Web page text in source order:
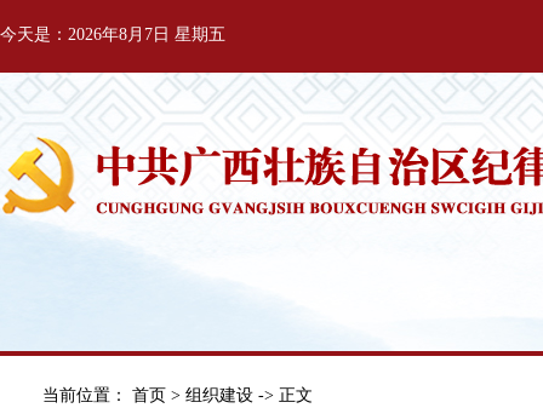
今天是：2026年8月7日 星期五
当前位置： 首页 > 组织建设 -> 正文